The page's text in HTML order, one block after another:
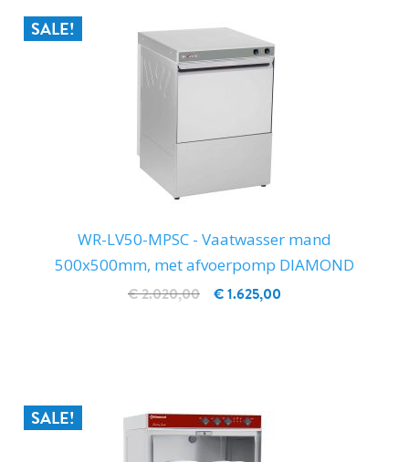
SALE!
WR-LV50-MPSC - Vaatwasser mand
500x500mm, met afvoerpomp DIAMOND
€ 1.625,00
€ 2.020,00
SALE!